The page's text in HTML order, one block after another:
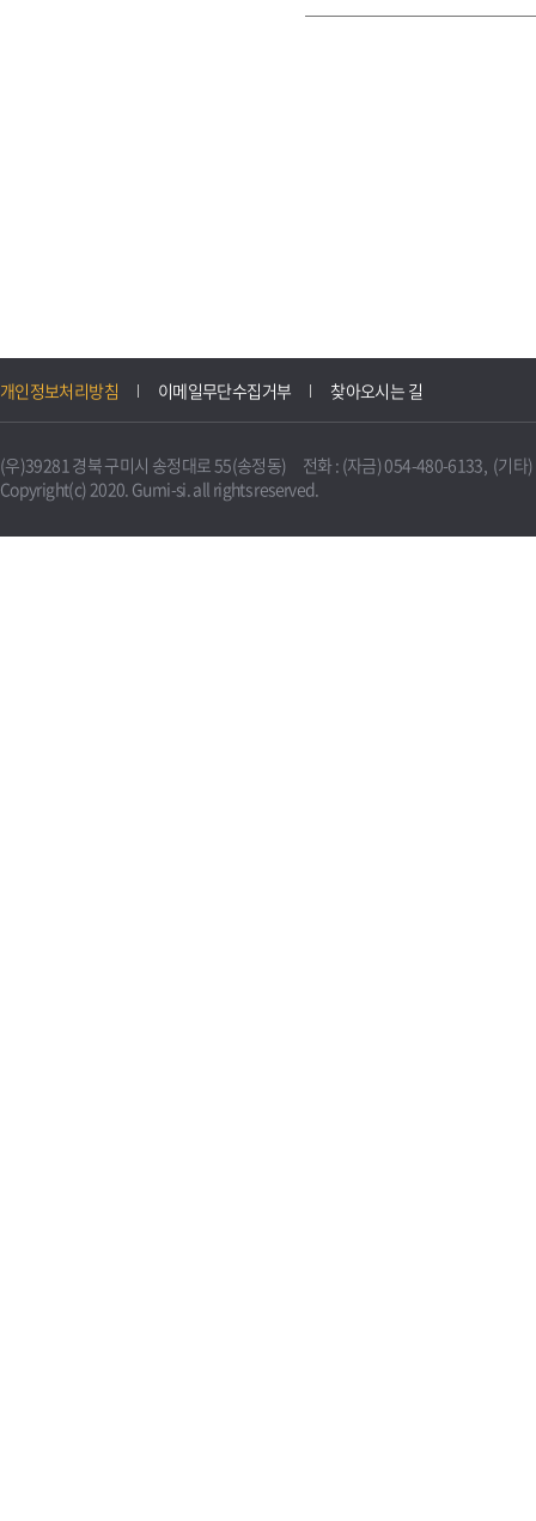
개인정보처리방침 이메일무단수집거부 찾아오시는 길
(우)39281 경북 구미시 송정대로 55(송정동) 전화 : (자금) 054-480-6133, (기타
Copyright(c) 2020. Gumi-si. all rights reserved.